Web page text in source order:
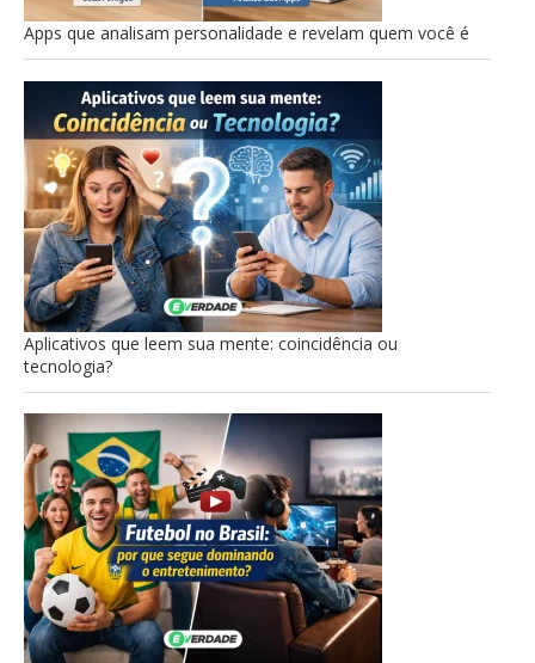
Apps que analisam personalidade e revelam quem você é
Aplicativos que leem sua mente: coincidência ou
tecnologia?